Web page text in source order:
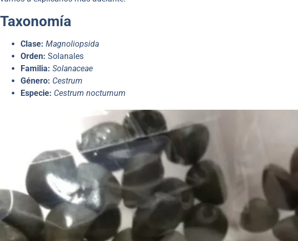
Taxonomía
Clase: Magnoliopsida
Orden: Solanales
Familia: Solanaceae
Género: Cestrum
Especie: Cestrum nocturnum